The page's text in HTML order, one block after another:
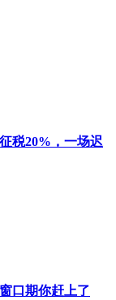
税20%，一场迟
口期你赶上了